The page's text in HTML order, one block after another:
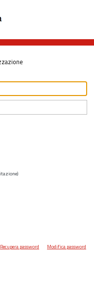
Recupera password Modifica password